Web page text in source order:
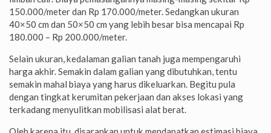
150.000/meter dan Rp 170.000/meter. Sedangkan ukuran
40×50 cm dan 50×50 cm yang lebih besar bisa mencapai Rp
180.000 – Rp 200.000/meter.
Selain ukuran, kedalaman galian tanah juga mempengaruhi
harga akhir. Semakin dalam galian yang dibutuhkan, tentu
semakin mahal biaya yang harus dikeluarkan. Begitu pula
dengan tingkat kerumitan pekerjaan dan akses lokasi yang
terkadang menyulitkan mobilisasi alat berat.